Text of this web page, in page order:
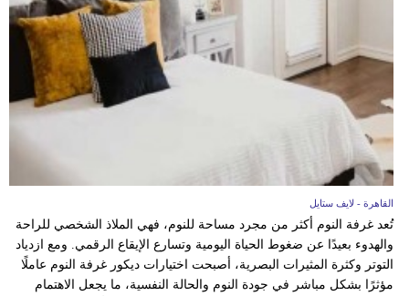
القاهرة - لايف ستايل
تُعد غرفة النوم أكثر من مجرد مساحة للنوم، فهي الملاذ الشخصي للراحة
والهدوء بعيدًا عن ضغوط الحياة اليومية وتسارع الإيقاع الرقمي. ومع ازدياد
التوتر وكثرة المثيرات البصرية، أصبحت اختيارات ديكور غرفة النوم عاملًا
مؤثرًا بشكل مباشر في جودة النوم والحالة النفسية، ما يجعل الاهتمام